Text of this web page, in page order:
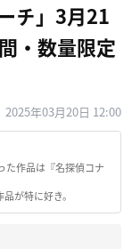
チ」3月21
・数量限定
2025年03月20日 12:00
た作品は『名探偵コナ
が特に好き。